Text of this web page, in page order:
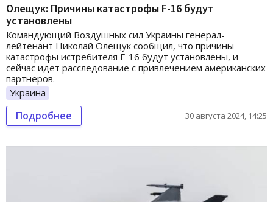
Олещук: Причины катастрофы F-16 будут
установлены
Командующий Воздушных сил Украины генерал-
лейтенант Николай Олещук сообщил, что причины
катастрофы истребителя F-16 будут установлены, и
сейчас идет расследование с привлечением американских
партнеров.
Украина
Подробнее 30 августа 2024, 14:25